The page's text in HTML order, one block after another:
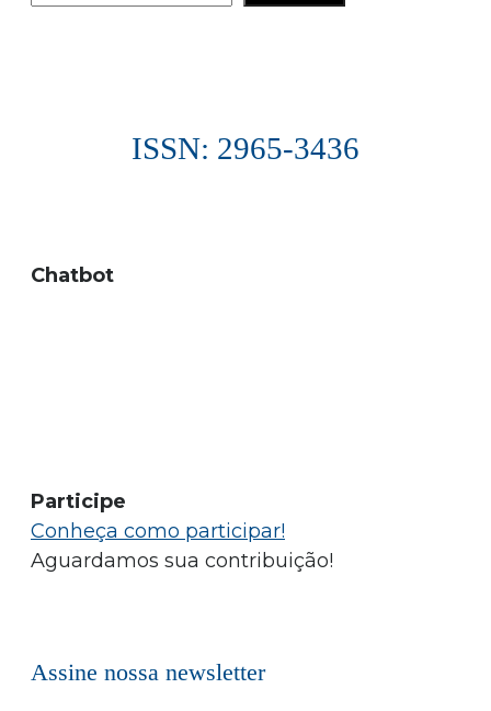
ISSN: 2965-3436
Chatbot
Participe
Conheça como participar!
Aguardamos sua contribuição!
Assine nossa newsletter